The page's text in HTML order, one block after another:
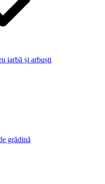
iarbă și arbuști
grădină